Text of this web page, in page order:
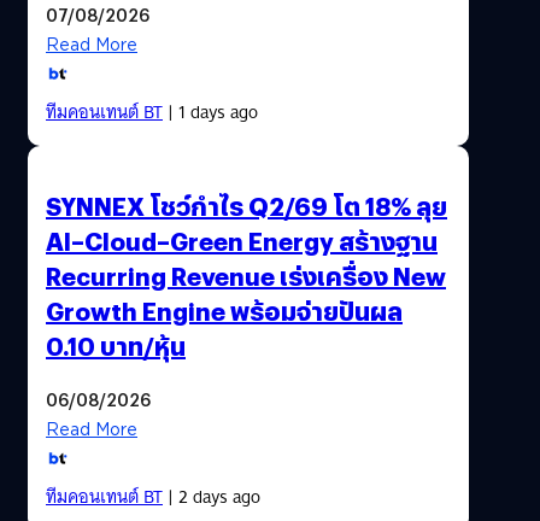
07/08/2026
Read More
ทีมคอนเทนต์ BT| 1 days ago
SYNNEX โชว์กำไร Q2/69 โต 18% ลุย
AI–Cloud–Green Energy สร้างฐาน
Recurring Revenue เร่งเครื่อง New
Growth Engine พร้อมจ่ายปันผล
0.10 บาท/หุ้น
06/08/2026
Read More
ทีมคอนเทนต์ BT| 2 days ago